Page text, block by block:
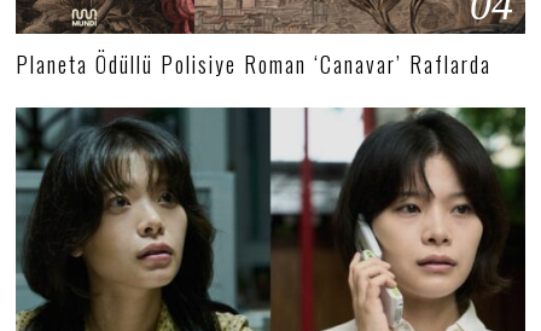
Planeta Ödüllü Polisiye Roman ‘Canavar’ Raflarda